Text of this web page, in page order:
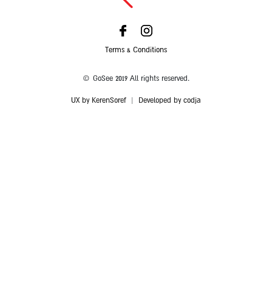
Terms & Conditions
© GoSee 2019 All rights reserved.
UX by KerenSoref Developed by codja